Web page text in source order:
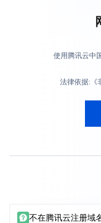
使用腾讯云中
法律依据:《
不在腾讯云注册域